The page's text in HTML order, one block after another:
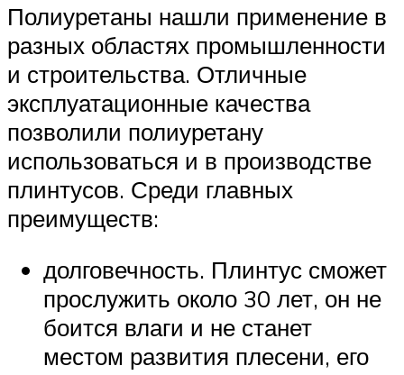
Полиуретаны нашли применение в
разных областях промышленности
и строительства. Отличные
эксплуатационные качества
позволили полиуретану
использоваться и в производстве
плинтусов. Среди главных
преимуществ:
долговечность. Плинтус сможет
прослужить около 30 лет, он не
боится влаги и не станет
местом развития плесени, его